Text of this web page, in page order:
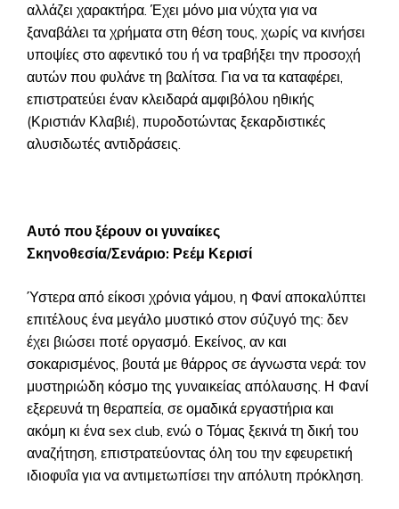
αλλάζει χαρακτήρα. Έχει μόνο μια νύχτα για να
ξαναβάλει τα χρήματα στη θέση τους, χωρίς να κινήσει
υποψίες στο αφεντικό του ή να τραβήξει την προσοχή
αυτών που φυλάνε τη βαλίτσα. Για να τα καταφέρει,
επιστρατεύει έναν κλειδαρά αμφιβόλου ηθικής
(Κριστιάν Κλαβιέ), πυροδοτώντας ξεκαρδιστικές
αλυσιδωτές αντιδράσεις.
Αυτό που ξέρουν οι γυναίκες
Σκηνοθεσία/Σενάριο: Ρεέμ Κερισί
Ύστερα από είκοσι χρόνια γάμου, η Φανί αποκαλύπτει
επιτέλους ένα μεγάλο μυστικό στον σύζυγό της: δεν
έχει βιώσει ποτέ οργασμό. Εκείνος, αν και
σοκαρισμένος, βουτά με θάρρος σε άγνωστα νερά: τον
μυστηριώδη κόσμο της γυναικείας απόλαυσης. Η Φανί
εξερευνά τη θεραπεία, σε ομαδικά εργαστήρια και
ακόμη κι ένα sex club, ενώ ο Τόμας ξεκινά τη δική του
αναζήτηση, επιστρατεύοντας όλη του την εφευρετική
ιδιοφυΐα για να αντιμετωπίσει την απόλυτη πρόκληση.